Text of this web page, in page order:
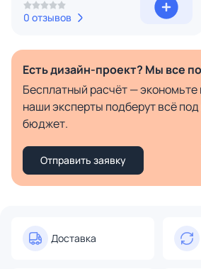
0 отзывов
Есть дизайн-проект? Мы все
Бесплатный расчёт — экономьте
наши эксперты подберут всё
бюджет.
Отправить заявку
Доставка